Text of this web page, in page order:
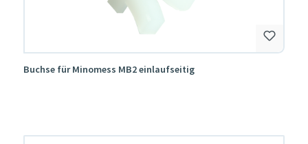
Buchse für Minomess MB2 einlaufseitig